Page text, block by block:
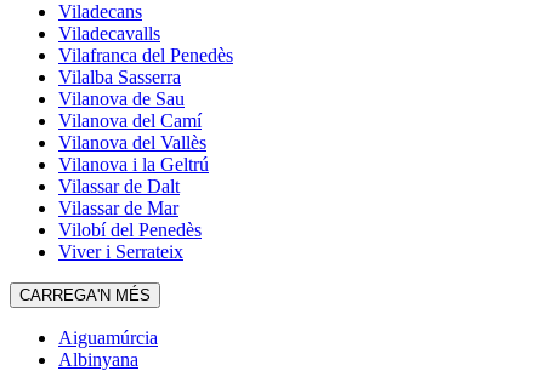
Viladecans
Viladecavalls
Vilafranca del Penedès
Vilalba Sasserra
Vilanova de Sau
Vilanova del Camí
Vilanova del Vallès
Vilanova i la Geltrú
Vilassar de Dalt
Vilassar de Mar
Vilobí del Penedès
Viver i Serrateix
CARREGA'N MÉS
Aiguamúrcia
Albinyana